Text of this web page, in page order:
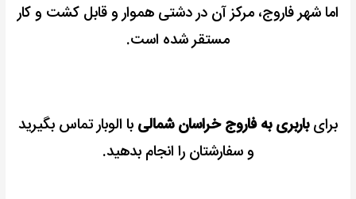
اما شهر فاروج، مرکز آن در دشتی هموار و قابل کشت و کار
مستقر شده است.
برایباربری به فاروج خراسان شمالی با الوبار تماس بگیرید
و سفارشتان را انجام بدهید.